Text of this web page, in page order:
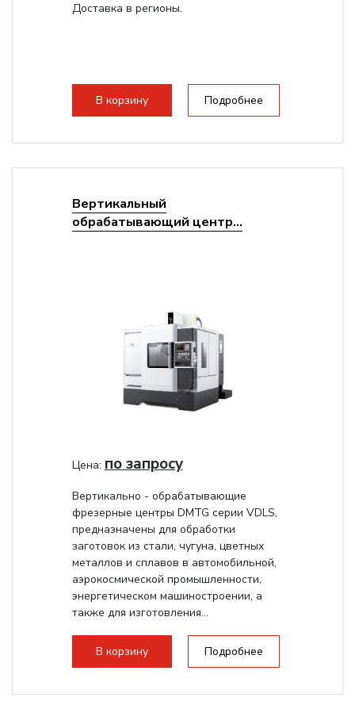
Доставка в регионы.
В корзину Подробнее
Вертикальный
обрабатывающий центр...
Цена: по запросу
Вертикально - обрабатывающие
фрезерные центры DMTG серии VDLS,
предназначены для обработки
заготовок из стали, чугуна, цветных
металлов и сплавов в автомобильной,
аэрокосмической промышленности,
энергетическом машиностроении, а
также для изготовления...
В корзину Подробнее